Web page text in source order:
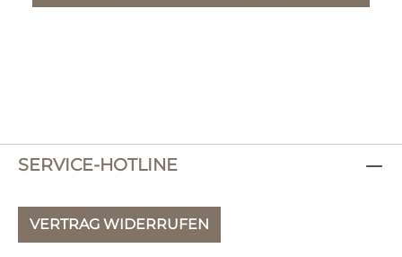
SERVICE-HOTLINE
VERTRAG WIDERRUFEN